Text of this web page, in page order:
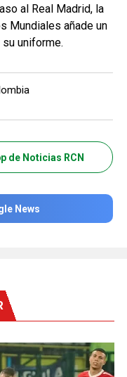
al Real Madrid, la
Mundiales añade un
uniforme.
de Noticias RCN
News